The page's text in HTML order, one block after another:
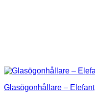
Glasögonhållare – Elefant